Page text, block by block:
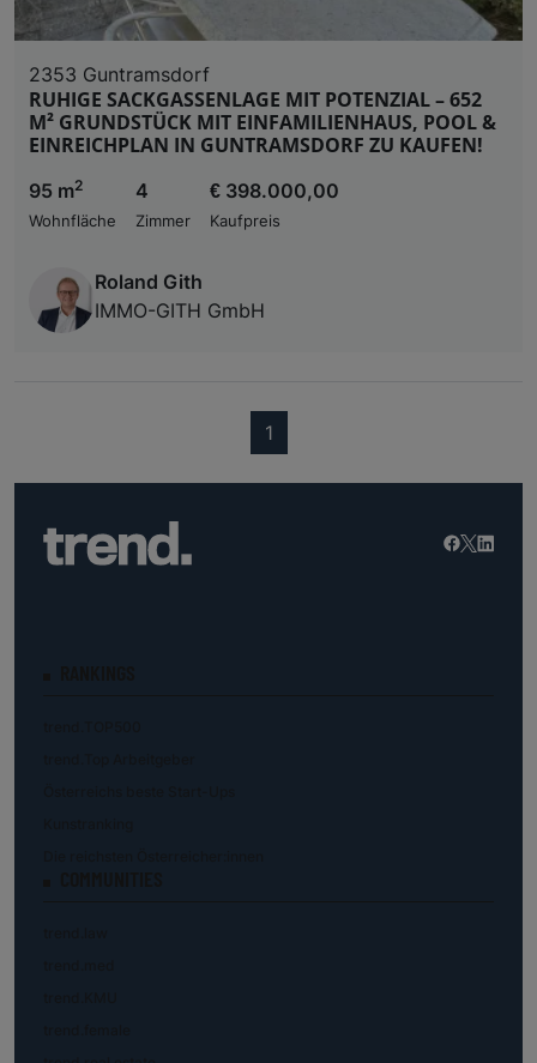
2353 Guntramsdorf
RUHIGE SACKGASSENLAGE MIT POTENZIAL – 652
M² GRUNDSTÜCK MIT EINFAMILIENHAUS, POOL &
EINREICHPLAN IN GUNTRAMSDORF ZU KAUFEN!
95 m2
Wohnfläche
4
Zimmer
€ 398.000,00
Kaufpreis
Roland Gith
IMMO-GITH GmbH
1(current)